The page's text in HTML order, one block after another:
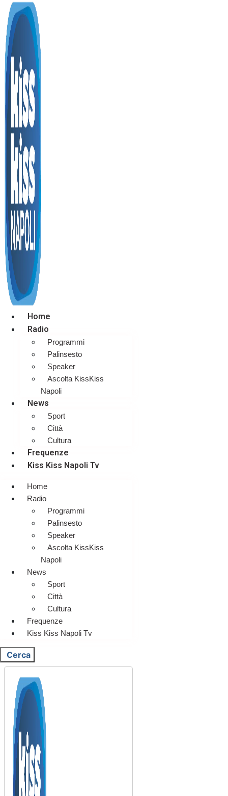
Home
Radio
Programmi
Palinsesto
Speaker
Ascolta KissKiss
Napoli
News
Sport
Città
Cultura
Frequenze
Kiss Kiss Napoli Tv
Home
Radio
Programmi
Palinsesto
Speaker
Ascolta KissKiss
Napoli
News
Sport
Città
Cultura
Frequenze
Kiss Kiss Napoli Tv
Cerca